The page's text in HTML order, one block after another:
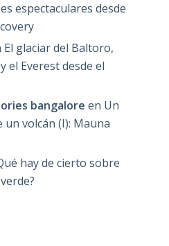
espectaculares desde
El glaciar del Baltoro,
el Everest desde el
bangalore en Un
volcán (I): Mauna
hay de cierto sobre